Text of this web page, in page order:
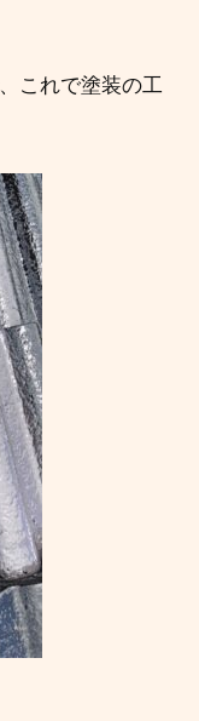
これで塗装の工